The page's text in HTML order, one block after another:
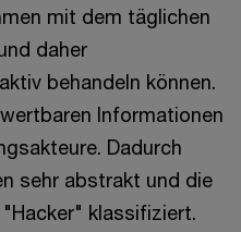
mit dem täglichen
daher
behandeln können.
Informationen
Dadurch
sehr abstrakt und die
klassifiziert.